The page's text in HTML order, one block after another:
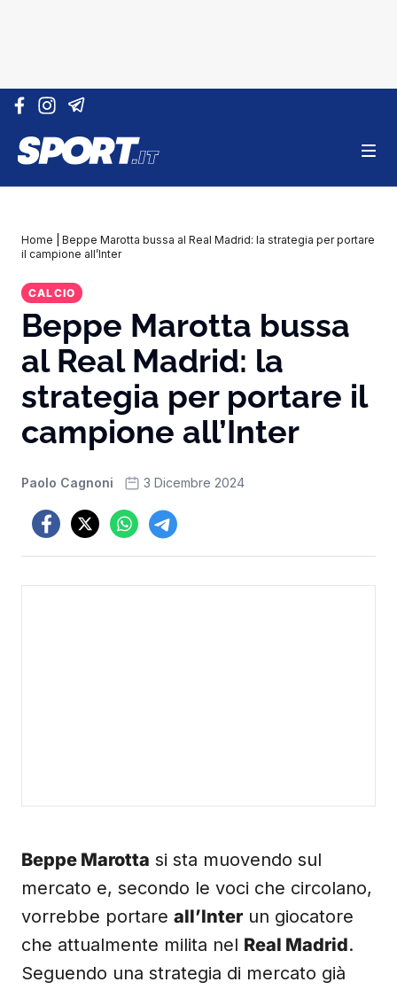
Vai al contenuto
Home
Beppe Marotta bussa al Real Madrid: la strategia per portare
il campione all’Inter
CALCIO
Beppe Marotta bussa
al Real Madrid: la
strategia per portare il
campione all’Inter
Paolo Cagnoni 3 Dicembre 2024
Beppe Marotta si sta muovendo sul
mercato e, secondo le voci che circolano,
vorrebbe portare all’Inter un giocatore
che attualmente milita nel Real Madrid.
Seguendo una strategia di mercato già